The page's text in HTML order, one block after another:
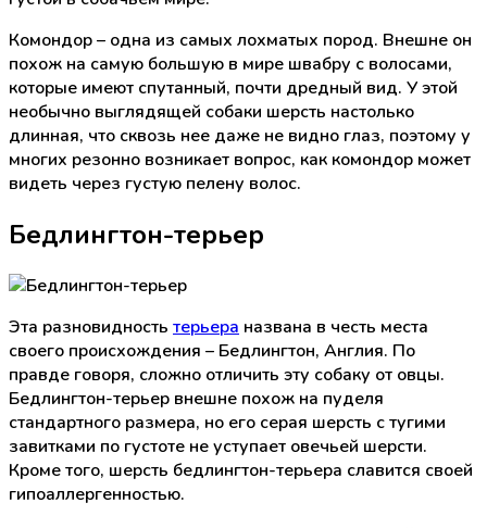
Комондор – одна из самых лохматых пород. Внешне он
похож на самую большую в мире швабру с волосами,
которые имеют спутанный, почти дредный вид. У этой
необычно выглядящей собаки шерсть настолько
длинная, что сквозь нее даже не видно глаз, поэтому у
многих резонно возникает вопрос, как комондор может
видеть через густую пелену волос.
Бедлингтон-терьер
Эта разновидность терьера названа в честь места
своего происхождения – Бедлингтон, Англия. По
правде говоря, сложно отличить эту собаку от овцы.
Бедлингтон-терьер внешне похож на пуделя
стандартного размера, но его серая шерсть с тугими
завитками по густоте не уступает овечьей шерсти.
Кроме того, шерсть бедлингтон-терьера славится своей
гипоаллергенностью.